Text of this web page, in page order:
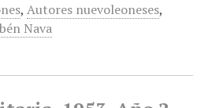
, Autores nuevoleoneses,
Nava